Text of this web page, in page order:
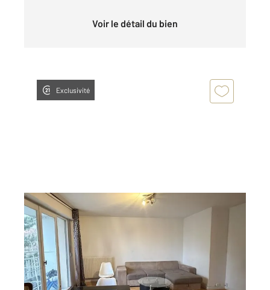
Voir le détail du bien
Exclusivité
EVRY 91
101,63 m2, 5 pièces
Ref : 5429
Appartement à vendre
159 900 €